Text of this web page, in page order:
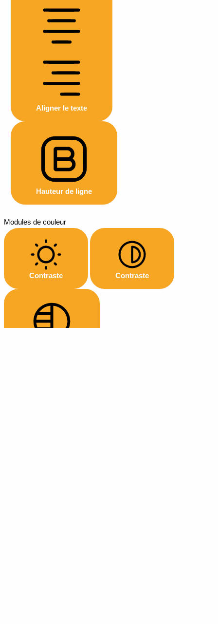
Aligner le texte
Hauteur de ligne
Modules de couleur
Contraste Contraste